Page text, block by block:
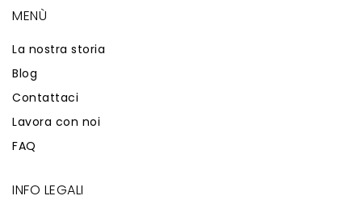
MENÙ
La nostra storia
Blog
Contattaci
Lavora con noi
FAQ
INFO LEGALI